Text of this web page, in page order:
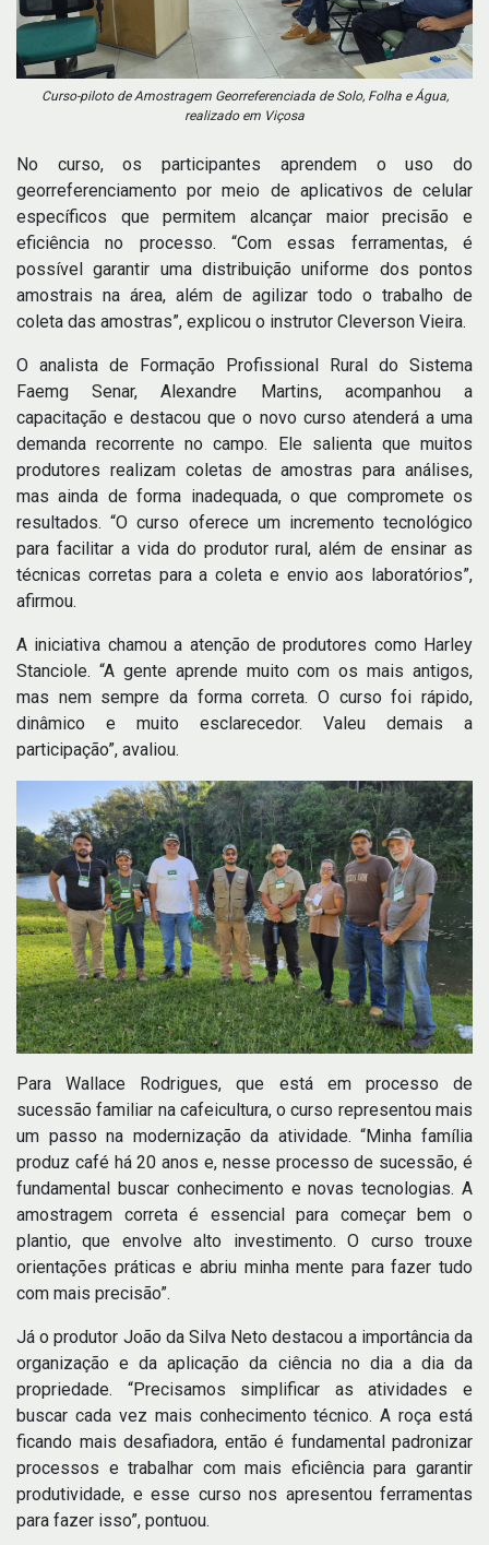
Curso-piloto de Amostragem Georreferenciada de Solo, Folha e Água,
realizado em Viçosa
No curso, os participantes aprendem o uso do
georreferenciamento por meio de aplicativos de celular
específicos que permitem alcançar maior precisão e
eficiência no processo. “Com essas ferramentas, é
possível garantir uma distribuição uniforme dos pontos
amostrais na área, além de agilizar todo o trabalho de
coleta das amostras”, explicou o instrutor Cleverson Vieira.
O analista de Formação Profissional Rural do Sistema
Faemg Senar, Alexandre Martins, acompanhou a
capacitação e destacou que o novo curso atenderá a uma
demanda recorrente no campo. Ele salienta que muitos
produtores realizam coletas de amostras para análises,
mas ainda de forma inadequada, o que compromete os
resultados. “O curso oferece um incremento tecnológico
para facilitar a vida do produtor rural, além de ensinar as
técnicas corretas para a coleta e envio aos laboratórios”,
afirmou.
A iniciativa chamou a atenção de produtores como Harley
Stanciole. “A gente aprende muito com os mais antigos,
mas nem sempre da forma correta. O curso foi rápido,
dinâmico e muito esclarecedor. Valeu demais a
participação”, avaliou.
Para Wallace Rodrigues, que está em processo de
sucessão familiar na cafeicultura, o curso representou mais
um passo na modernização da atividade. “Minha família
produz café há 20 anos e, nesse processo de sucessão, é
fundamental buscar conhecimento e novas tecnologias. A
amostragem correta é essencial para começar bem o
plantio, que envolve alto investimento. O curso trouxe
orientações práticas e abriu minha mente para fazer tudo
com mais precisão”.
Já o produtor João da Silva Neto destacou a importância da
organização e da aplicação da ciência no dia a dia da
propriedade. “Precisamos simplificar as atividades e
buscar cada vez mais conhecimento técnico. A roça está
ficando mais desafiadora, então é fundamental padronizar
processos e trabalhar com mais eficiência para garantir
produtividade, e esse curso nos apresentou ferramentas
para fazer isso”, pontuou.